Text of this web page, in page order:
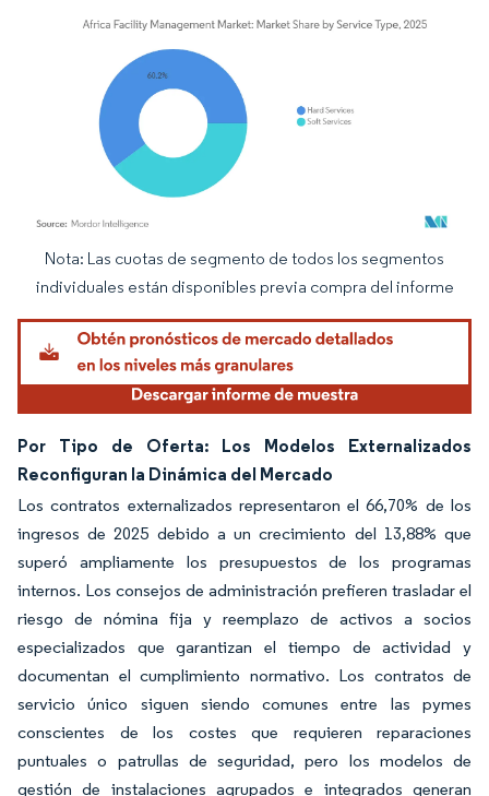
Imagen © Mordor Intelligence. El uso requiere atribución según CC BY 4.0.
Nota: Las cuotas de segmento de todos los segmentos
individuales están disponibles previa compra del informe
Por Tipo de Oferta: Los Modelos Externalizados
Reconfiguran la Dinámica del Mercado
Los contratos externalizados representaron el 66,70% de los
ingresos de 2025 debido a un crecimiento del 13,88% que
superó ampliamente los presupuestos de los programas
internos. Los consejos de administración prefieren trasladar el
riesgo de nómina fija y reemplazo de activos a socios
especializados que garantizan el tiempo de actividad y
documentan el cumplimiento normativo. Los contratos de
servicio único siguen siendo comunes entre las pymes
conscientes de los costes que requieren reparaciones
puntuales o patrullas de seguridad, pero los modelos de
gestión de instalaciones agrupados e integrados generan